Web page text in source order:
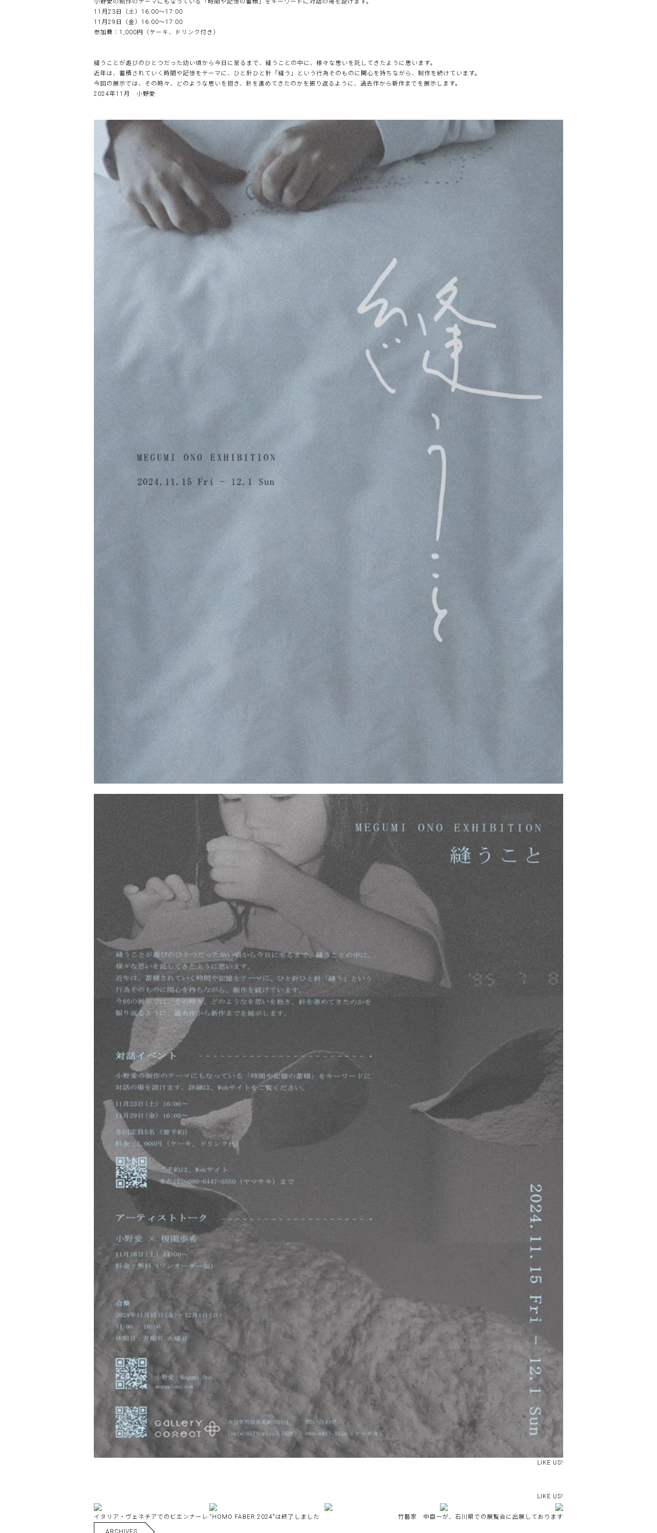
小野愛の制作のテーマにもなっている「時間や記憶の蓄積」をキーワードに対話の場を設けます。
11月23日（土）16:00〜17:00
11月29日（金）16:00〜17:00
参加費：1,000円（ケーキ、ドリンク付き）
縫うことが遊びのひとつだった幼い頃から今日に至るまで、縫うことの中に、様々な思いを託してきたように思います。
近年は、蓄積されていく時間や記憶をテーマに、ひと針ひと針「縫う」という行為そのものに関心を持ちながら、制作を続けています。
今回の展示では、その時々、どのような思いを抱き、針を進めてきたのかを振り返るように、過去作から新作までを展示します。
2024年11月 小野愛
LIKE US!
LIKE US!
イタリア・ヴェネチアでのビエンナーレ “HOMO FABER 2024″は終了しました 竹藝家 中臣一が、石川県での展覧会に出展しております
ARCHIVES